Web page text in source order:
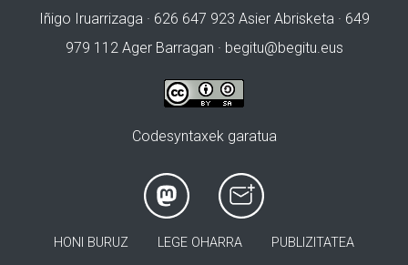
Iñigo Iruarrizaga · 626 647 923 Asier Abrisketa · 649
979 112 Ager Barragan · begitu@begitu.eus
Codesyntaxek garatua
HONI BURUZ LEGE OHARRA PUBLIZITATEA